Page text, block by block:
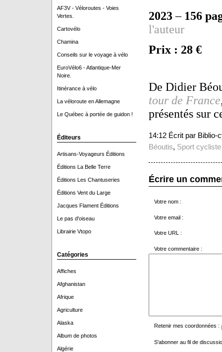
AF3V - Véloroutes - Voies
Vertes.
Cartovélo
Chamina
Conseils sur le voyage à vélo
EuroVélo6 - Atlantique-Mer
Noire.
Itinérance à vélo
La véloroute en Allemagne
Le Québec à portée de guidon !
Éditeurs
Artisans-Voyageurs Éditions
Éditions La Belle Terre
Éditions Les Chantuseries
Éditions Vent du Large
Jacques Flament Éditions
Le pas d'oiseau
Librairie Vtopo
Catégories
Affiches
Afghanistan
Afrique
Agriculture
Alaska
Album de photos
Algérie
2023– 156
l'auteur
Prix : 28 €
De Didier
tour de France
présentés sur
14:12 Écrit par Biblio-
Béoutis, Sport cycliste
Écrire un
Votre nom :
Votre email :
Votre URL :
Votre commentaire :
Retenir mes coordonnées :
S'abonner au fil de